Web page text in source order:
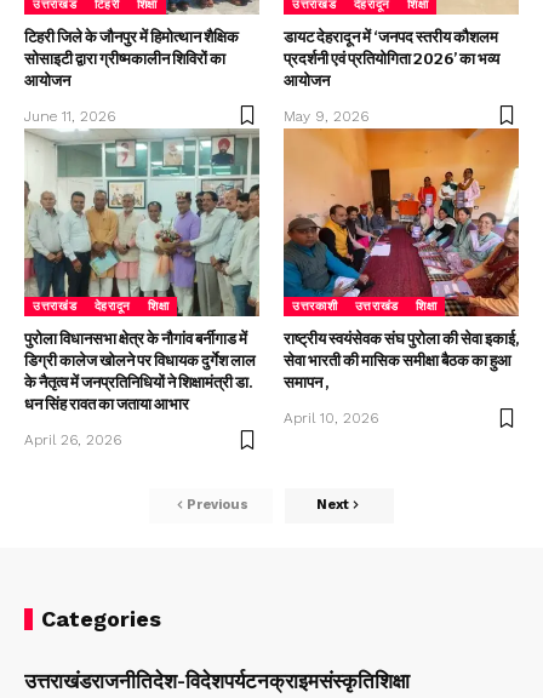
उत्तराखंड टिहरी शिक्षा
टिहरी जिले के जौनपुर में हिमोत्थान शैक्षिक
सोसाइटी द्वारा ग्रीष्मकालीन शिविरों का
आयोजन
June 11, 2026
उत्तराखंड देहरादून शिक्षा
डायट देहरादून में ‘जनपद स्तरीय कौशलम
प्रदर्शनी एवं प्रतियोगिता 2026’ का भव्य
आयोजन
May 9, 2026
उत्तराखंड देहरादून शिक्षा
पुरोला विधानसभा क्षेत्र के नौगांव बर्नीगाड में
डिग्री कालेज खोलने पर विधायक दुर्गेश लाल
के नैतृत्व में जनप्रतिनिधियों ने शिक्षामंत्री डा.
धन सिंह रावत का जताया आभार
April 26, 2026
उत्तरकाशी उत्तराखंड शिक्षा
राष्ट्रीय स्वयंसेवक संघ पुरोला की सेवा इकाई,
सेवा भारती की मासिक समीक्षा बैठक का हुआ
समापन ,
April 10, 2026
Previous Next
Categories
उत्तराखंडराजनीतिदेश-विदेशपर्यटनक्राइमसंस्कृतिशिक्षा